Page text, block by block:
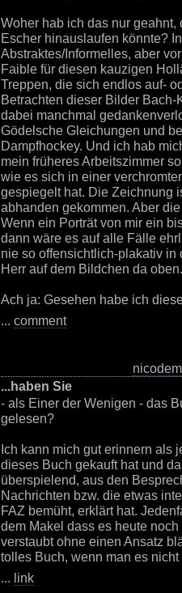
Woher hab ich das nur
Escher hinauslaufen könnte?
Abstraktes/Informelles, aber
Faible für diesen kauzigen
Treppen, die sich endlos auf-
Betrachten dieser Bilder
dabei manchmal
Gödelsche Gleichungen und
Dampfhockey. Und ich hab
mein früheres Arbeitszimmer
wie es sich in einer
gespiegelt hat. Die Zeichnung
abhanden gekommen. Aber
Wenn ein Porträt von mir ein
dann wäre es auf alle Fälle
nie so offensichtlich-plakativ
Herr auf dem Bildchen da oben.
Ach ja: Gesehen habe ich
... comment
...haben Sie
- als Einer der Wenigen - das
gelesen?
Ich kann mich gut erinnern als
dieses Buch gekauft hat und
überspielend, aus den
Nachrichten bzw. die etwas
FAZ bemüht, erklärt hat.
dem Makel dass es heute
verstaubt ohne einen Ansatz
tolles Buch, wenn man es
... link